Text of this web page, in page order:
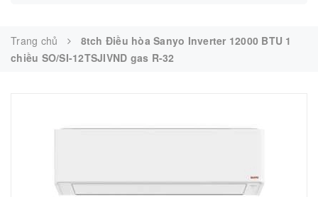
Trang chủ
8tch Điều hòa Sanyo Inverter 12000 BTU 1
chiều SO/SI-12TSJIVND gas R-32